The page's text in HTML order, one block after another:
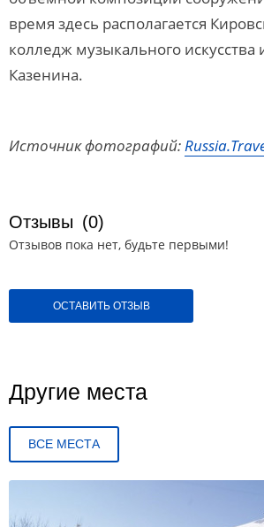
время здесь располагается
колледж музыкального
Казенина.
Источник фотографий:
Отзывы (0)
Отзывов пока нет, будьте первыми!
ОСТАВИТЬ ОТЗЫВ
Другие места
ВСЕ МЕСТА